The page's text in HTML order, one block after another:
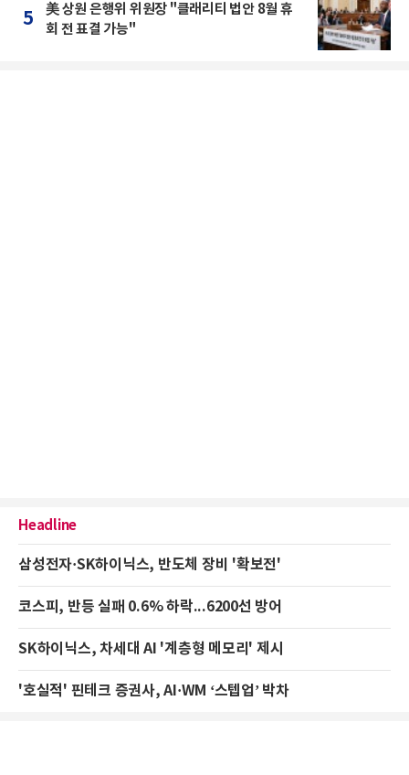
5
美 상원 은행위 위원장 "클래리티 법안 8월 휴
회 전 표결 가능"
Headline
삼성전자·SK하이닉스, 반도체 장비 '확보전'
코스피, 반등 실패 0.6% 하락...6200선 방어
SK하이닉스, 차세대 AI '계층형 메모리' 제시
'호실적' 핀테크 증권사, AI·WM ‘스텝업’ 박차